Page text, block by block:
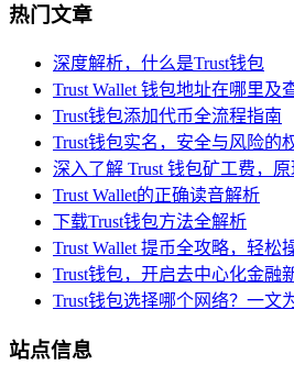
热门文章
深度解析，什么是Trust钱包
Trust Wallet 钱包地址在哪里及
Trust钱包添加代币全流程指南
Trust钱包实名，安全与风险的
深入了解 Trust 钱包矿工费，
Trust Wallet的正确读音解析
下载Trust钱包方法全解析
Trust Wallet 提币全攻略，轻松
Trust钱包，开启去中心化金融
Trust钱包选择哪个网络？一文
站点信息